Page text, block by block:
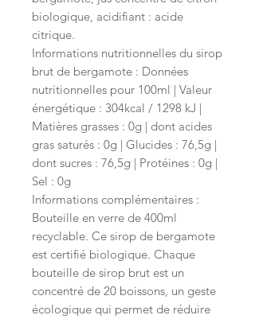
biologique, acidifiant : acide
citrique.
Informations nutritionnelles du sirop
brut de bergamote : Données
nutritionnelles pour 100ml | Valeur
énergétique : 304kcal / 1298 kJ |
Matières grasses : 0g | dont acides
gras saturés : 0g | Glucides : 76,5g |
dont sucres : 76,5g | Protéines : 0g |
Sel : 0g
Informations complémentaires :
Bouteille en verre de 400ml
recyclable. Ce sirop de bergamote
est certifié biologique. Chaque
bouteille de sirop brut est un
concentré de 20 boissons, un geste
écologique qui permet de réduire